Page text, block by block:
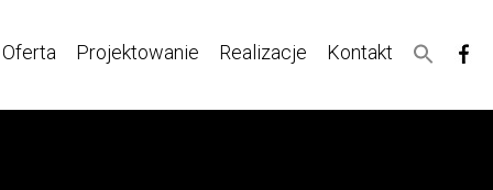
Oferta Projektowanie Realizacje Kontakt